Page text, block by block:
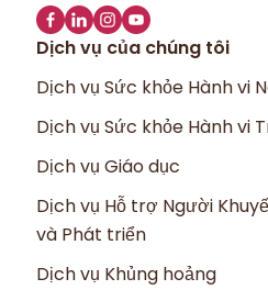
Dịch vụ của chúng tôi
Dịch vụ Sức khỏe Hành vi
Dịch vụ Sức khỏe Hành vi
Dịch vụ Giáo dục
Dịch vụ Hỗ trợ Người
và Phát triển
Dịch vụ Khủng hoảng